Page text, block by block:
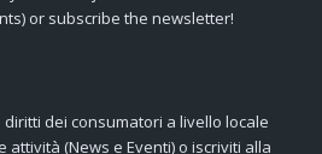
or subscribe the newsletter!
dei consumatori a livello locale
attività (News e Eventi) o iscriviti alla